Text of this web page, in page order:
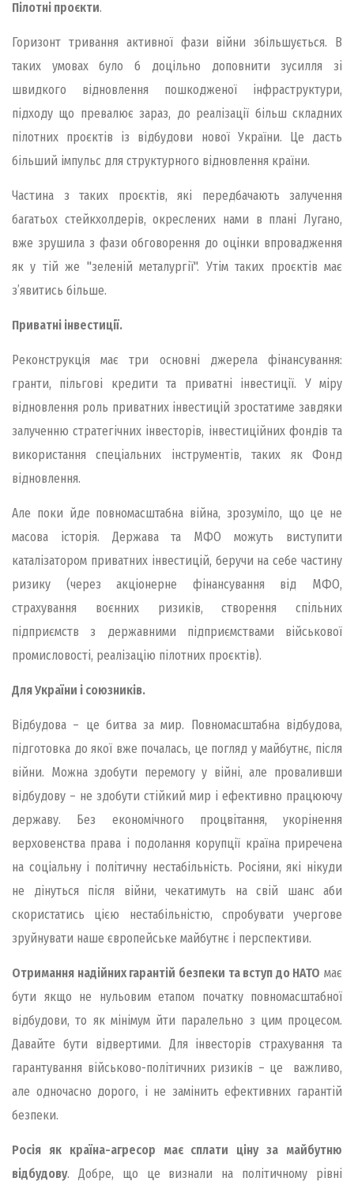
Пілотні проєкти.
Горизонт тривання активної фази війни збільшується. В
таких умовах було б доцільно доповнити зусилля зі
швидкого відновлення пошкодженої інфраструктури,
підходу що превалює зараз, до реалізації більш складних
пілотних проєктів із відбудови нової України. Це дасть
більший імпульс для структурного відновлення країни.
Частина з таких проєктів, які передбачають залучення
багатьох стейкхолдерів, окреслених нами в плані Лугано,
вже зрушила з фази обговорення до оцінки впровадження
як у тій же "зеленій металургії". Утім таких проєктів має
з’явитись більше.
Приватні інвестиції.
Реконструкція має три основні джерела фінансування:
гранти, пільгові кредити та приватні інвестиції. У міру
відновлення роль приватних інвестицій зростатиме завдяки
залученню стратегічних інвесторів, інвестиційних фондів та
використання спеціальних інструментів, таких як Фонд
відновлення.
Але поки йде повномасштабна війна, зрозуміло, що це не
масова історія. Держава та МФО можуть виступити
каталізатором приватних інвестицій, беручи на себе частину
ризику (через акціонерне фінансування від МФО,
страхування воєнних ризиків, створення спільних
підприємств з державними підприємствами військової
промисловості, реалізацію пілотних проєктів).
Для України і союзників.
Відбудова – це битва за мир. Повномасштабна відбудова,
підготовка до якої вже почалась, це погляд у майбутнє, після
війни. Можна здобути перемогу у війні, але проваливши
відбудову – не здобути стійкий мир і ефективно працюючу
державу. Без економічного процвітання, укорінення
верховенства права і подолання корупції країна приречена
на соціальну і політичну нестабільність. Росіяни, які нікуди
не дінуться після війни, чекатимуть на свій шанс аби
скористатись цією нестабільністю, спробувати учергове
зруйнувати наше європейське майбутнє і перспективи.
Отримання надійних гарантій безпеки та вступ до НАТО має
бути якщо не нульовим етапом початку повномасштабної
відбудови, то як мінімум йти паралельно з цим процесом.
Давайте бути відвертими. Для інвесторів страхування та
гарантування військово-політичних ризиків – це важливо,
але одночасно дорого, і не замінить ефективних гарантій
безпеки.
Росія як країна-агресор має сплати ціну за майбутню
відбудову. Добре, що це визнали на політичному рівні